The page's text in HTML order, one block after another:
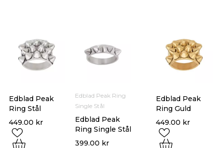
Edblad Peak
Ring Stål
449.00 kr
Edblad Peak
Ring Guld
449.00 kr
Edblad Peak Ring
Single Stål
Edblad Peak
Ring Single Stål
399.00 kr